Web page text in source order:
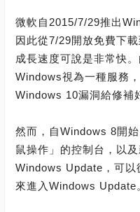
微軟自2015/7/29推出
因此從7/29開放免費下
成長速度可說是非常快
Windows視為一種服務
Windows 10漏洞給修補
然而，自Windows 8開
鼠操作」的控制台，以
Windows Update，可以
來進入Windows Update